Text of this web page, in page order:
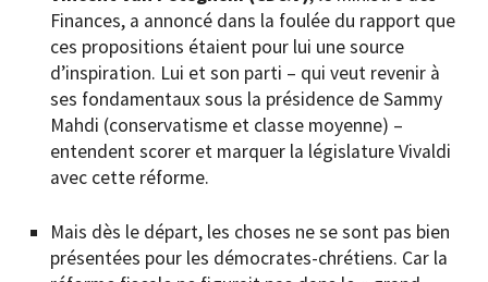
Finances, a annoncé dans la foulée du rapport que
ces propositions étaient pour lui une source
d’inspiration. Lui et son parti – qui veut revenir à
ses fondamentaux sous la présidence de Sammy
Mahdi (conservatisme et classe moyenne) –
entendent scorer et marquer la législature Vivaldi
avec cette réforme.
Mais dès le départ, les choses ne se sont pas bien
présentées pour les démocrates-chrétiens. Car la